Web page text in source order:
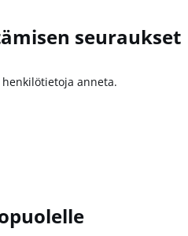
seuraukset
anneta.